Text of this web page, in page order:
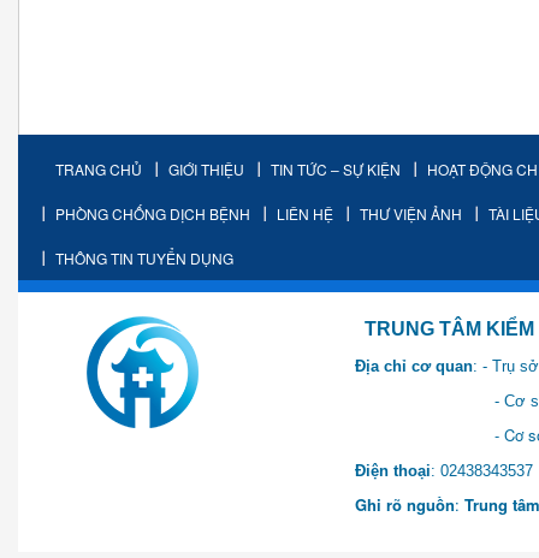
TRANG CHỦ GIỚI THIỆU TIN TỨC – SỰ KIỆN HOẠT ĐỘNG
PHÒNG CHỐNG DỊCH BỆNH LIÊN HỆ THƯ VIỆN ẢNH TÀI
THÔNG TIN TUYỂN DỤNG
TRUNG TÂM KIỂM SOÁT
Địa chỉ cơ quan: - Trụ
- Cơ sở 2: Khu Hành
- Cơ sở 3: Số 1 Ngõ 2
Điện thoại:
Ghi rõ nguồn: Trung